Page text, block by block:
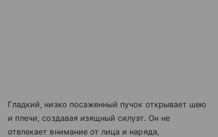
Гладкий, низко посаженный пучок открывает шею
и плечи, создавая изящный силуэт. Он не
отвлекает внимание от лица и наряда,